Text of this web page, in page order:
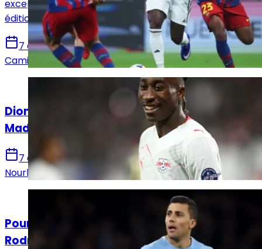
exceptionnellement l’Arabie saoudite pour cette
édition.
7 août 2026
Camille Santos
Diomandé après sa signature au Real
Madrid : « Ce n’est que le début »
7 août 2026
Nourhane Haroui
Pourquoi le Real Madrid a perdu le dossier
Rodri ?